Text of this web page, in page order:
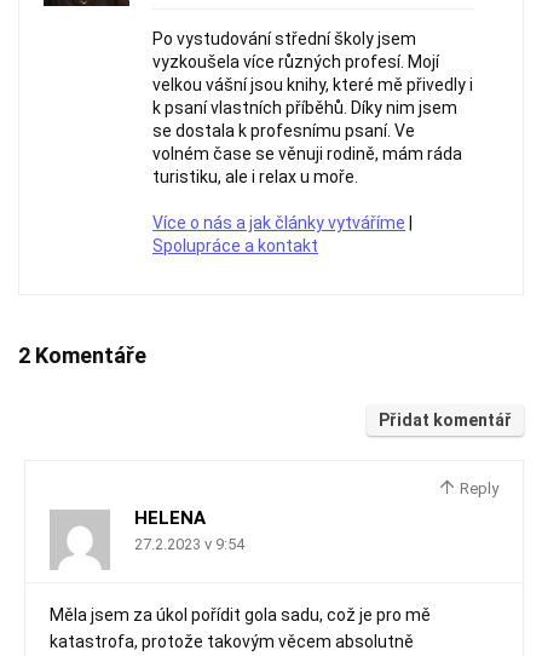
Po vystudování střední školy jsem
vyzkoušela více různých profesí. Mojí
velkou vášní jsou knihy, které mě přivedly i
k psaní vlastních příběhů. Díky nim jsem
se dostala k profesnímu psaní. Ve
volném čase se věnuji rodině, mám ráda
turistiku, ale i relax u moře.
Více o nás a jak články vytváříme
Spolupráce a kontakt
2 Komentáře
Přidat komentář
Reply
HELENA
27.2.2023 v 9:54
Měla jsem za úkol pořídit gola sadu, což je pro mě
katastrofa, protože takovým věcem absolutně